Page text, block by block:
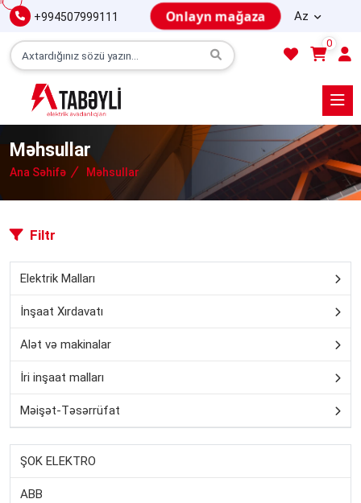
+994507999111 Onlayn mağaza Az
0
Məhsullar
Ana Səhifə Məhsullar
Filtr
Elektrik Malları
İnşaat Xırdavatı
Alət və makinalar
İri inşaat malları
Məişət-Təsərrüfat
ŞOK ELEKTRO
ABB